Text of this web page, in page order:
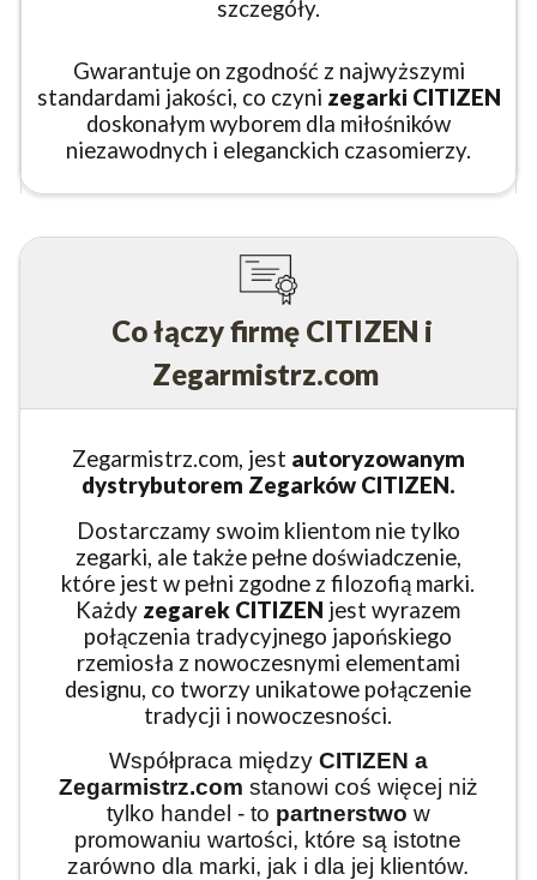
szczegóły.
Gwarantuje on zgodność z najwyższymi
standardami jakości, co czyni zegarki CITIZEN
doskonałym wyborem dla miłośników
niezawodnych i eleganckich czasomierzy.
Co łączy firmę CITIZEN i
Zegarmistrz.com
Zegarmistrz.com, jest autoryzowanym
dystrybutorem Zegarków CITIZEN.
Dostarczamy swoim klientom nie tylko
zegarki, ale także pełne doświadczenie,
które jest w pełni zgodne z filozofią marki.
Każdy zegarek CITIZEN jest wyrazem
połączenia tradycyjnego japońskiego
rzemiosła z nowoczesnymi elementami
designu, co tworzy unikatowe połączenie
tradycji i nowoczesności.
Współpraca między CITIZEN a
Zegarmistrz.com stanowi coś więcej niż
tylko handel - to partnerstwo w
promowaniu wartości, które są istotne
zarówno dla marki, jak i dla jej klientów.